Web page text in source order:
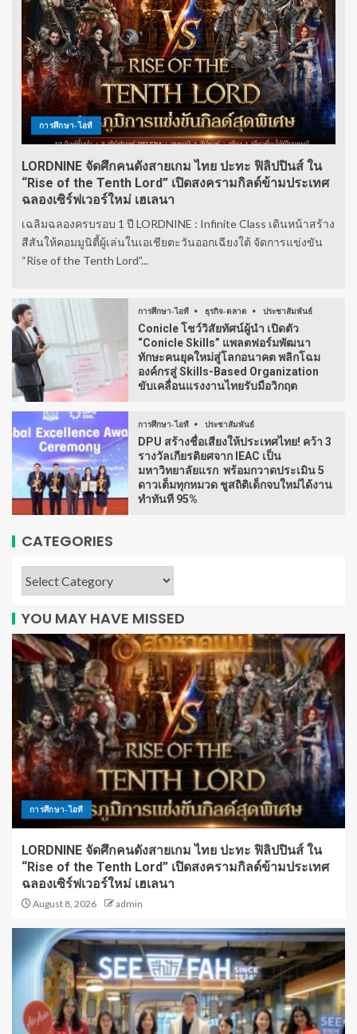
การศึกษา-ไอที
LORDNINE จัดศึกคนดังสายเกม ไทย ปะทะ ฟิลิปปินส์ ใน
“Rise of the Tenth Lord” เปิดสงครามกิลด์ข้ามประเทศ
ฉลองเซิร์ฟเวอร์ใหม่ เฮเลนา
เฉลิมฉลองครบรอบ 1 ปี LORDNINE : Infinite Class เดินหน้าสร้าง
สีสันให้คอมมูนิตี้ผู้เล่นในเอเชียตะวันออกเฉียงใต้ จัดการแข่งขัน
“Rise of the Tenth Lord”...
การศึกษา-ไอที ธุรกิจ-ตลาด ประชาสัมพันธ์
Conicle โชว์วิสัยทัศน์ผู้นำ เปิดตัว
“Conicle Skills” แพลตฟอร์มพัฒนา
ทักษะคนยุคใหม่สู่โลกอนาคต พลิกโฉม
องค์กรสู่ Skills-Based Organization
ขับเคลื่อนแรงงานไทยรับมือวิกฤต
การศึกษา-ไอที ประชาสัมพันธ์
DPU สร้างชื่อเสียงให้ประเทศไทย! คว้า 3
รางวัลเกียรติยศจาก IEAC เป็น
มหาวิทยาลัยแรก พร้อมกวาดประเมิน 5
ดาวเต็มทุกหมวด ชูสถิติเด็กจบใหม่ได้งาน
ทำทันที 95%
CATEGORIES
YOU MAY HAVE MISSED
การศึกษา-ไอที
LORDNINE จัดศึกคนดังสายเกม ไทย ปะทะ ฟิลิปปินส์ ใน
“Rise of the Tenth Lord” เปิดสงครามกิลด์ข้ามประเทศ
ฉลองเซิร์ฟเวอร์ใหม่ เฮเลนา
August 8, 2026 admin